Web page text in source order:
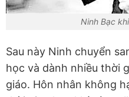
Ninh Bạc
Sau này Ninh chuyển
học và dành nhiều thời
giáo. Hôn nhân không